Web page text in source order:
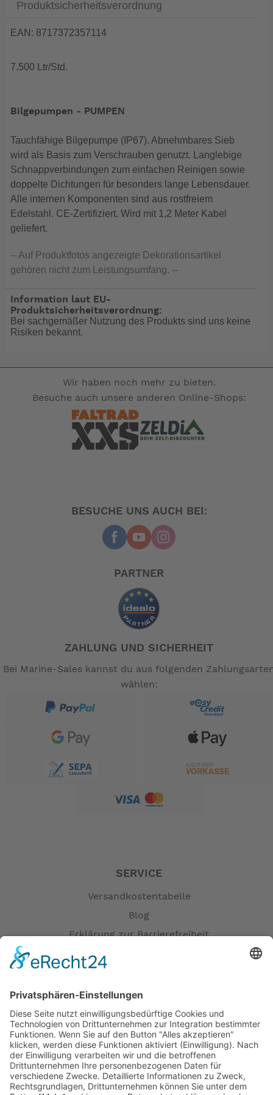
Produktsicherheitsverordnung
EAN: 8717372357114
7.500 Ltr/Std.
Bilgepumpen - PUMPEN
Tauchfähige Bilgepumpe (IP67). Abnehmbares Sieb
wird als Basis zum Verschrauben genutzt. Langlebige
Schnappverbindungen zum einfachen Reinigen sowie
doppelte Dichtungen für besonders lange Lebensdauer.
Alle internen Komponenten sind aus rostfreiem
Edelstahl. CE-Zertifiziert. Wird mit 1,2 Meter Kabel
geliefert.
-- Auf Produktfotos angezeigte Dekorationsartikel
gehören nicht zum Leistungsumfang. --
Information laut EU-
Produktsicherheitsverordnung:
Bei sachgemäßer Nutzung des Produkts sind uns keine
Risiken bekannt.
Wir haben noch mehr zu bieten.
Besuche auch unsere anderen Online-Shops:
BESUCHE UNS AUCH BEI:
PARTNER
ZAHLUNG UND SICHERHEIT
Bei Marine-Sales kannst du aus folgenden
wählen:
SERVICE
Versandkostentabelle
Blog
Erklärung zur Barrierefreiheit
Öffnungszeiten
Versandpartner
Verfügbarkeiten
Zahlung und Versand
Datenschutz
Fernabsatz